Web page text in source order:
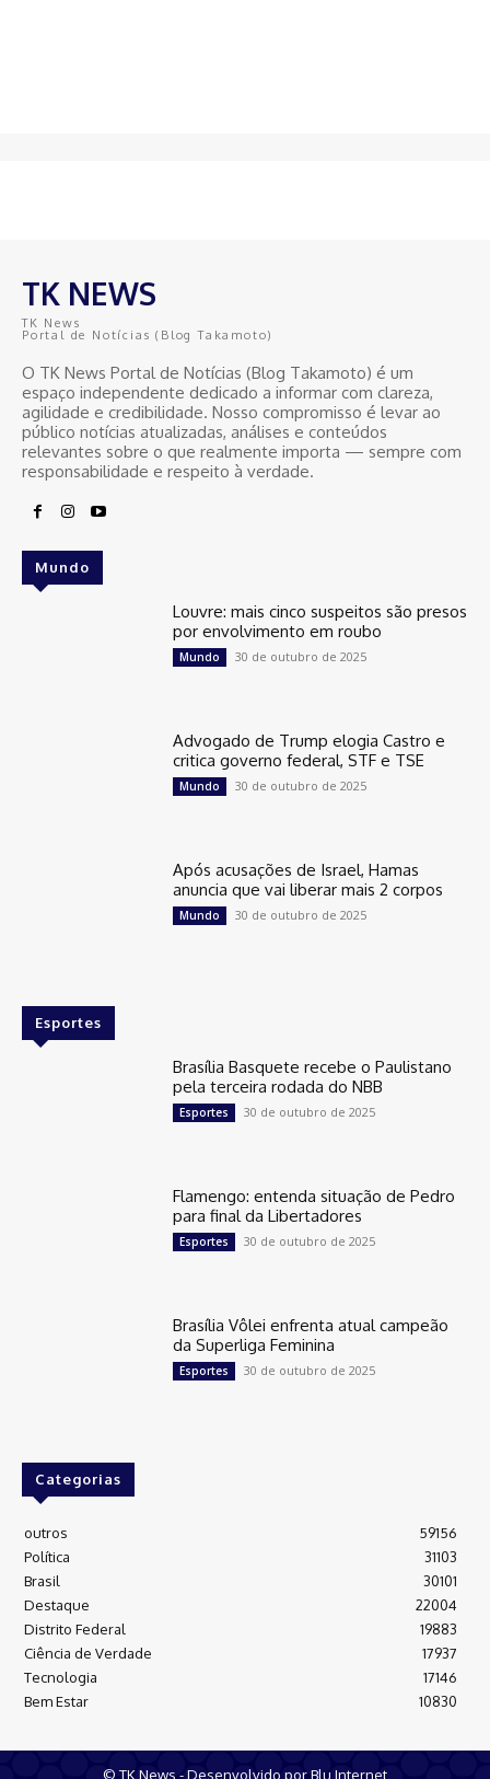
TK NEWS
TK News
Portal de Notícias (Blog Takamoto)
O TK News Portal de Notícias (Blog Takamoto) é um
espaço independente dedicado a informar com clareza,
agilidade e credibilidade. Nosso compromisso é levar ao
público notícias atualizadas, análises e conteúdos
relevantes sobre o que realmente importa — sempre com
responsabilidade e respeito à verdade.
Mundo
Louvre: mais cinco suspeitos são presos
por envolvimento em roubo
Mundo 30 de outubro de 2025
Advogado de Trump elogia Castro e
critica governo federal, STF e TSE
Mundo 30 de outubro de 2025
Após acusações de Israel, Hamas
anuncia que vai liberar mais 2 corpos
Mundo 30 de outubro de 2025
Esportes
Brasília Basquete recebe o Paulistano
pela terceira rodada do NBB
Esportes 30 de outubro de 2025
Flamengo: entenda situação de Pedro
para final da Libertadores
Esportes 30 de outubro de 2025
Brasília Vôlei enfrenta atual campeão
da Superliga Feminina
Esportes 30 de outubro de 2025
Categorias
outros
59156
Política
31103
Brasil
30101
Destaque
22004
Distrito Federal
19883
Ciência de Verdade
17937
Tecnologia
17146
Bem Estar
10830
© TK News - Desenvolvido por Blu Internet